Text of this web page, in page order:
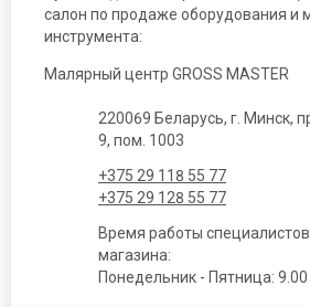
салон по продаже оборудования и
инструмента:
Малярный центр GROSS MASTER
220069 Беларусь, г. Минск,
9, пом. 1003
+375 29 118 55 77
+375 29 128 55 77
Время работы
магазина:
Понедельник - Пятница: 9.00